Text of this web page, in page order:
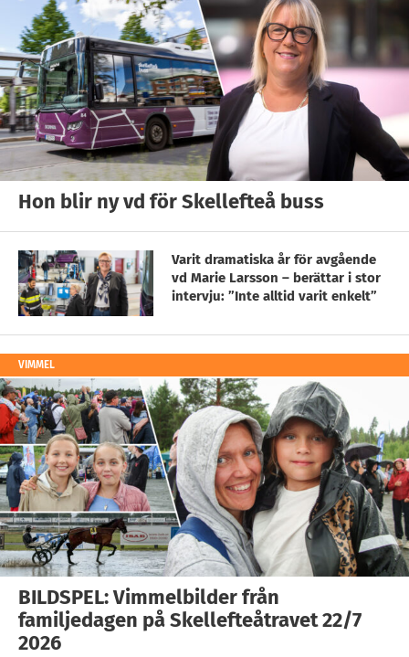
Hon blir ny vd för Skellefteå buss
Varit dramatiska år för avgående
vd Marie Larsson – berättar i stor
intervju: ”Inte alltid varit enkelt”
VIMMEL
BILDSPEL: Vimmelbilder från
familjedagen på Skellefteåtravet 22/7
2026